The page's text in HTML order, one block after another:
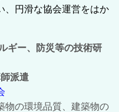
、円滑な協会運営をはか
ギー、防災等の技術研
派遣
の環境品質、建築物の